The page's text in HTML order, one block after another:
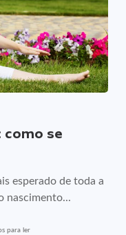
como se
esperado de toda a
nascimento...
para ler